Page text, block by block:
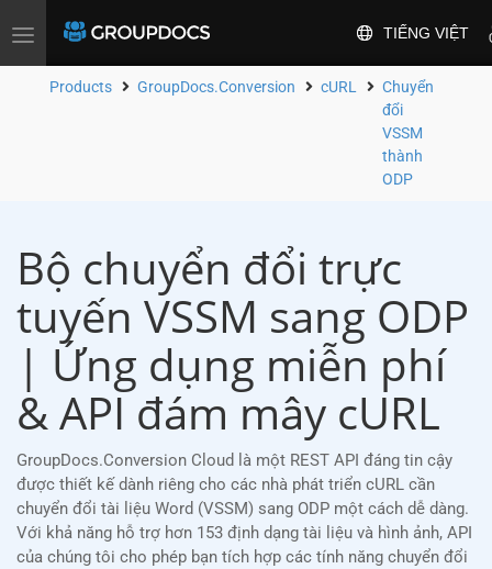
Toggle
TIẾNG VIỆT
Products GroupDocs.Conversion cURL
Chuyển
đổi
VSSM
thành
ODP
Bộ chuyển đổi trực
tuyến VSSM sang ODP
| Ứng dụng miễn phí
& API đám mây cURL
GroupDocs.Conversion Cloud là một REST API đáng tin cậy
được thiết kế dành riêng cho các nhà phát triển cURL cần
chuyển đổi tài liệu Word (VSSM) sang ODP một cách dễ dàng.
Với khả năng hỗ trợ hơn 153 định dạng tài liệu và hình ảnh, API
của chúng tôi cho phép bạn tích hợp các tính năng chuyển đổi